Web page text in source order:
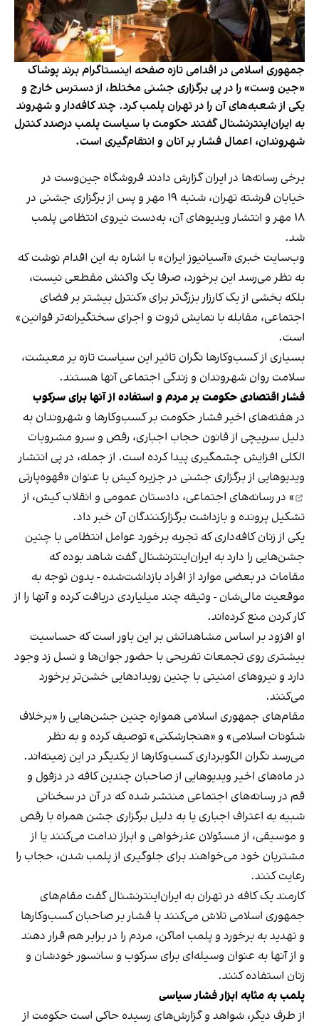
جمهوری اسلامی در اقدامی تازه صفحه اینستاگرام برند پوشاک
«جین وست» را در پی برگزاری جشنی مختلط، از دسترس خارج و
یکی از شعبه‌های آن را در تهران پلمب کرد. چند کافه‌‌دار و شهروند
به ایران‌اینترنشنال گفتند حکومت با سیاست پلمب درصدد کنترل
شهروندان، اعمال فشار بر آنان و انتقام‌گیری است.
برخی رسانه‌ها در ایران گزارش دادند فروشگاه جین‌وست در
خیابان فرشته تهران، شنبه ۱۹ مهر و پس از برگزاری جشنی در
۱۸ مهر و انتشار ویدیوهای آن، به‌دست نیروی انتظامی پلمب
شد.
وب‌سایت خبری «آسیانیوز ایران» با اشاره به این اقدام نوشت که
به نظر می‌رسد این برخورد، صرفا یک واکنش مقطعی نیست،
بلکه بخشی از یک کارزار بزرگ‌تر برای «کنترل بیشتر بر فضای
اجتماعی، مقابله با نمایش ثروت و اجرای سختگیرانه‌تر قوانین»
است.
بسیاری از کسب‌وکارها نگران تاثیر این سیاست‌ تازه بر معیشت،
سلامت روان شهروندان و زندگی اجتماعی آنها هستند.
فشار اقتصادی حکومت بر مردم و استفاده از آنها برای سرکوب
در هفته‌های اخیر فشار حکومت بر کسب‌وکارها و شهروندان به
دلیل سرپیچی از قانون حجاب اجباری، رقص و سرو مشروبات
الکلی افزایش چشمگیری پیدا کرده است. از جمله، در پی انتشار
ویدیوهایی از برگزاری جشنی در جزیره کیش با عنوان «قهوه‌پارتی
» در رسانه‌های اجتماعی، دادستان عمومی و انقلاب کیش، از
تشکیل پرونده و بازداشت برگزارکنندگان آن خبر داد.
یکی از زنان کافه‌داری که تجربه برخورد عوامل انتظامی با چنین
جشن‌هایی را دارد به ایران‌اینترنشنال گفت شاهد بوده که
مقامات در بعضی موارد از افراد بازداشت‌‌شده - بدون توجه به
موقعیت مالی‌شان - وثیقه چند میلیاردی دریافت کرده و آنها را از
کار کردن منع کرده‌اند.
او افزود بر اساس مشاهداتش بر این باور است که حساسیت
بیشتری روی تجمعات تفریحی با حضور جوان‌ها و نسل زد وجود
دارد و نیروهای امنیتی با چنین رویدادهایی خشن‌تر برخورد
می‌کنند.
مقام‌های جمهوری اسلامی همواره چنین جشن‌هایی را «برخلاف
شئونات اسلامی» و «هنجارشکنی» توصیف کرده و به نظر
می‌رسد نگران الگوبرداری کسب‌وکارها از یکدیگر در این زمینه‌اند.
در ماه‌های اخیر ویدیوهایی از صاحبان چندین کافه در دزفول و
قم در رسانه‌های اجتماعی منتشر شده که در آن در سخنانی
شبیه به اعتراف اجباری یا به دلیل برگزاری جشن همراه با رقص
و موسیقی، از مسئولان عذرخواهی و ابراز ندامت می‌کنند یا از
مشتریان خود می‌خواهند برای جلوگیری از پلمب شدن، حجاب را
رعایت کنند.
کارمند یک کافه در تهران به ایران‌اینترنشنال گفت مقام‌های
جمهوری اسلامی تلاش می‌کنند با فشار بر صاحبان کسب‌وکارها
و تهدید به برخورد و پلمب اماکن، مردم را در برابر هم قرار دهند
و از آنها به عنوان وسیله‌ای برای سرکوب و سانسور خودشان و
زنان استفاده کنند.
پلمب به مثابه ابزار فشار سیاسی
از طرف دیگر، شواهد و گزارش‌های رسیده حاکی است حکومت از